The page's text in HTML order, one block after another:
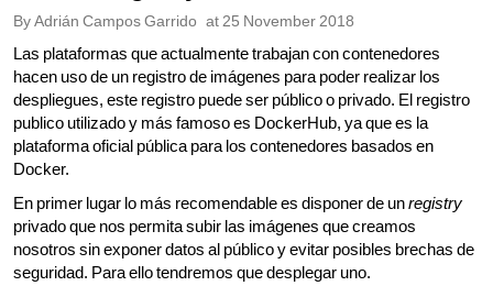
ByAdrián Campos Garrido at25 November 2018
Las plataformas que actualmente trabajan con contenedores
hacen uso de un registro de imágenes para poder realizar los
despliegues, este registro puede ser público o privado. El registro
publico utilizado y más famoso es DockerHub, ya que es la
plataforma oficial pública para los contenedores basados en
Docker.
En primer lugar lo más recomendable es disponer de unregistry
privado que nos permita subir las imágenes que creamos
nosotros sin exponer datos al público y evitar posibles brechas de
seguridad. Para ello tendremos que desplegar uno.